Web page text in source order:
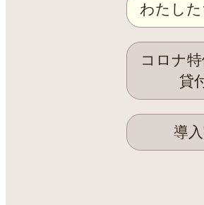
わたし
コロナ
貸
導